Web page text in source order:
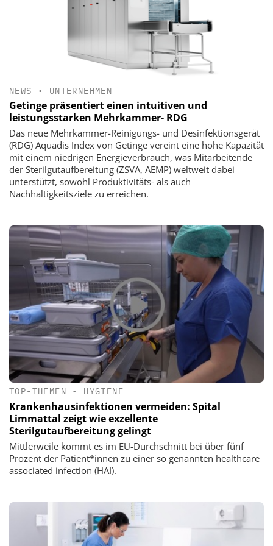
NEWS • UNTERNEHMEN
Getinge präsentiert einen intuitiven und
leistungsstarken Mehrkammer- RDG
Das neue Mehrkammer-Reinigungs- und Desinfektionsgerät
(RDG) Aquadis Index von Getinge vereint eine hohe Kapazität
mit einem niedrigen Energieverbrauch, was Mitarbeitende
der Sterilgutaufbereitung (ZSVA, AEMP) weltweit dabei
unterstützt, sowohl Produktivitäts- als auch
Nachhaltigkeitsziele zu erreichen.
TOP-THEMEN • HYGIENE
Krankenhausinfektionen vermeiden: Spital
Limmattal zeigt wie exzellente
Sterilgutaufbereitung gelingt
Mittlerweile kommt es im EU-Durchschnitt bei über fünf
Prozent der Patient*innen zu einer so genannten healthcare
associated infection (HAI).